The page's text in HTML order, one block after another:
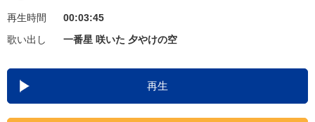
お知らせ よくあるご質問
DAMの新曲・ランキングなど
カラオケ最新情報をチェック！
再生時間
00:03:45
歌い出し
一番星 咲いた 夕やけの空
再生